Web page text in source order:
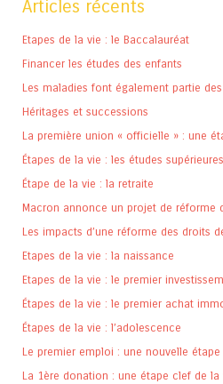
Articles récents
Etapes de la vie : le Baccalauréat
Financer les études des enfants
Les maladies font également partie
Héritages et successions
La première union « officielle » : une
Étapes de la vie : les études supérieures
Étape de la vie : la retraite
Macron annonce un projet de réforme
Les impacts d’une réforme des droits
Etapes de la vie : la naissance
Etapes de la vie : le premier
Étapes de la vie : le premier achat
Étapes de la vie : l’adolescence
Le premier emploi : une nouvelle étape
La 1ère donation : une étape clef de la